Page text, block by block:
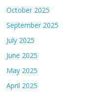
October 2025
September 2025
July 2025
June 2025
May 2025
April 2025